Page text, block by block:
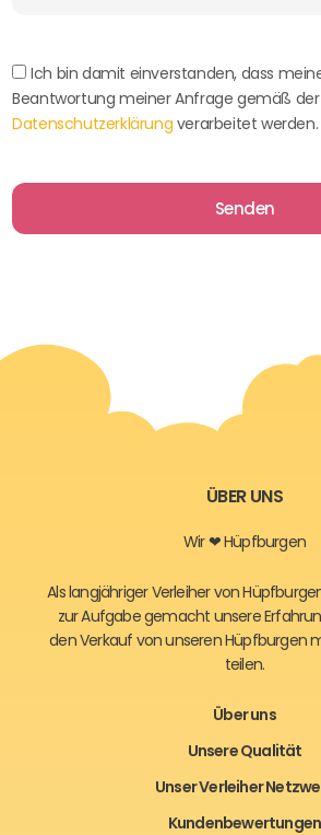
Ich bin damit einverstanden, dass
Beantwortung meiner Anfrage gemäß der
Datenschutzerklärung verarbeitet werden.
Senden
ÜBER UNS
Wir ❤ Hüpfburgen
Als langjähriger Verleiher von
zur Aufgabe gemacht unsere
den Verkauf von unseren Hüpfburgen
teilen.
Über uns
Unsere Qualität
Unser Verleiher
Kundenbewertungen